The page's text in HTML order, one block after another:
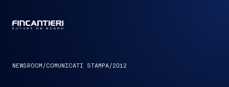
NEWSROOM /COMUNICATI STAMPA/2012